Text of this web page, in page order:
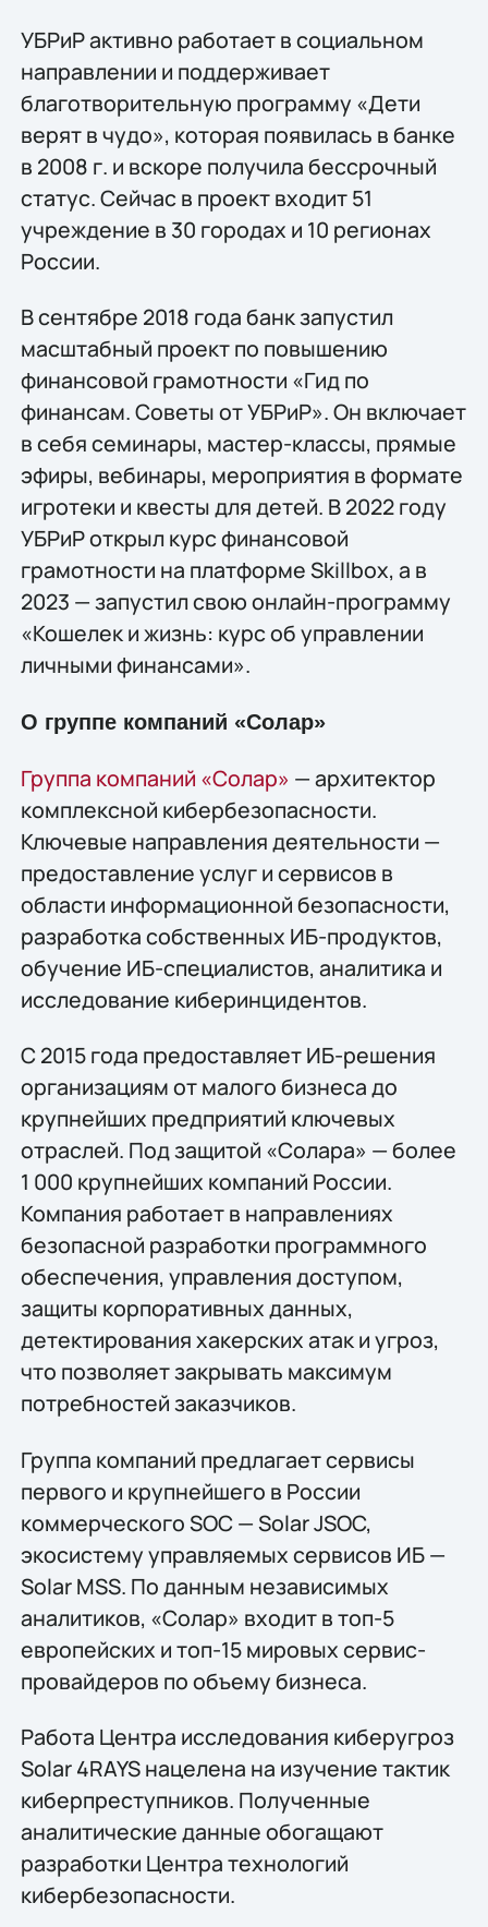
УБРиР активно работает в социальном
направлении и поддерживает
благотворительную программу «Дети
верят в чудо», которая появилась в банке
в 2008 г. и вскоре получила бессрочный
статус. Сейчас в проект входит 51
учреждение в 30 городах и 10 регионах
России.
В сентябре 2018 года банк запустил
масштабный проект по повышению
финансовой грамотности «Гид по
финансам. Советы от УБРиР». Он включает
в себя семинары, мастер-классы, прямые
эфиры, вебинары, мероприятия в формате
игротеки и квесты для детей. В 2022 году
УБРиР открыл курс финансовой
грамотности на платформе Skillbox, а в
2023 — запустил свою онлайн-программу
«Кошелек и жизнь: курс об управлении
личными финансами».
О группе компаний «Солар»
Группа компаний «Солар» — архитектор
комплексной кибербезопасности.
Ключевые направления деятельности —
предоставление услуг и сервисов в
области информационной безопасности,
разработка собственных ИБ-продуктов,
обучение ИБ-специалистов, аналитика и
исследование киберинцидентов.
С 2015 года предоставляет ИБ-решения
организациям от малого бизнеса до
крупнейших предприятий ключевых
отраслей. Под защитой «Солара» — более
1 000 крупнейших компаний России.
Компания работает в направлениях
безопасной разработки программного
обеспечения, управления доступом,
защиты корпоративных данных,
детектирования хакерских атак и угроз,
что позволяет закрывать максимум
потребностей заказчиков.
Группа компаний предлагает сервисы
первого и крупнейшего в России
коммерческого SOC — Solar JSOC,
экосистему управляемых сервисов ИБ —
Solar MSS. По данным независимых
аналитиков, «Солар» входит в топ-5
европейских и топ-15 мировых сервис-
провайдеров по объему бизнеса.
Работа Центра исследования киберугроз
Solar 4RAYS нацелена на изучение тактик
киберпреступников. Полученные
аналитические данные обогащают
разработки Центра технологий
кибербезопасности.